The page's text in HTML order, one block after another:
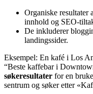
Organiske resultater
innhold og SEO-
De inkluderer
landingssider.
Eksempel: En kafé i Los
“Beste kaffebar i
søkeresultater for en
sentrum og søker etter